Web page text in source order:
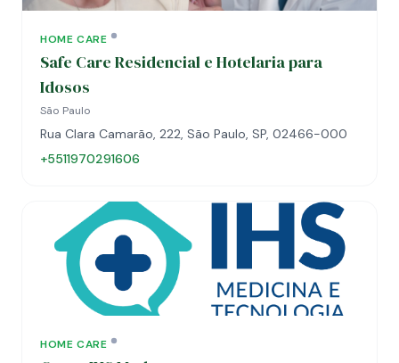
HOME CARE
Safe Care Residencial e Hotelaria para
Idosos
São Paulo
Rua Clara Camarão, 222, São Paulo, SP, 02466-000
+5511970291606
HOME CARE